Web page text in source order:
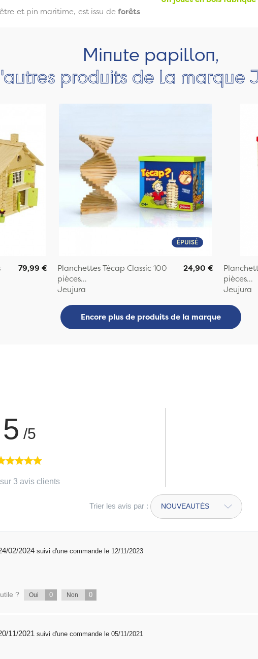
et pin maritime, est issu deforêts
Minute papillon,
produits de la marque
79,99 €
ÉPUISÉ
Planchettes Técap Classic 100
pièces...
Jeujura
24,90 €
pièces...
Jeujura
Encore plus de produits de la marque
5 /5
3 avis clients
Trier les avis par :
24/02/2024suivi d'une commande le 12/11/2023
? Oui 0 Non 0
20/11/2021suivi d'une commande le 05/11/2021